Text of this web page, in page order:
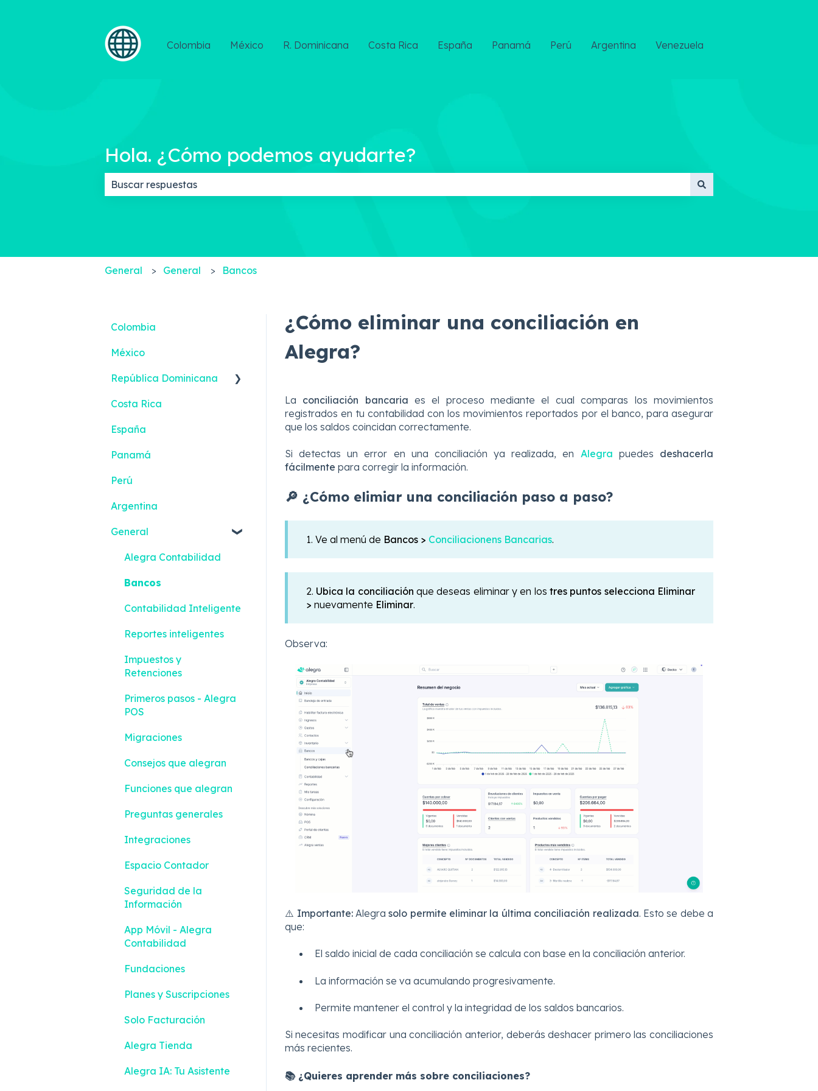
Colombia México R. Dominicana Costa Rica España Panamá Perú Argentina Venezuela
Hola. ¿Cómo podemos ayudarte?
General General Bancos
¿Cómo eliminar una conciliación en
Alegra?
La conciliación bancaria es el proceso mediante el cual comparas los movimientos
registrados en tu contabilidad con los movimientos reportados por el banco, para asegurar
que los saldos coincidan correctamente.
Si detectas un error en una conciliación ya realizada, en Alegra puedes deshacerla
fácilmente para corregir la información.
🔎 ¿Cómo elimiar una conciliación paso a paso?
1. Ve al menú de Bancos > Conciliacionens Bancarias.
2. Ubica la conciliación que deseas eliminar y en los tres puntos selecciona Eliminar
> nuevamente Eliminar.
Observa:
⚠️ Importante: Alegrasolo permite eliminar la última conciliación realizada. Esto se debe a
que:
El saldo inicial de cada conciliación se calcula con base en la conciliación anterior.
La información se va acumulando progresivamente.
Permite mantener el control y la integridad de los saldos bancarios.
Si necesitas modificar una conciliación anterior, deberás deshacer primero las conciliaciones
más recientes.
📚 ¿Quieres aprender más sobre conciliaciones?
Colombia
México
República Dominicana
Reportes inteligentes
Costa Rica
España
Panamá
Perú
Argentina
General
Alegra Contabilidad
Bancos
Contabilidad Inteligente
Reportes inteligentes
Impuestos y
Retenciones
Primeros pasos - Alegra
POS
Migraciones
Consejos que alegran
Funciones que alegran
Preguntas generales
Integraciones
Espacio Contador
Seguridad de la
Información
App Móvil - Alegra
Contabilidad
Fundaciones
Planes y Suscripciones
Solo Facturación
Alegra Tienda
Alegra IA: Tu Asistente